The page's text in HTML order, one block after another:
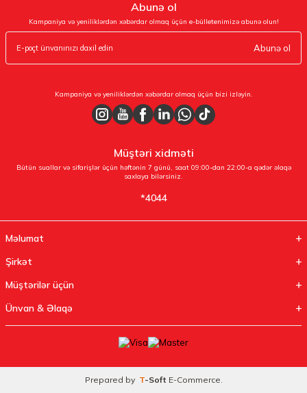
Abunə ol
Kampaniya və yeniliklərdən xəbərdar olmaq üçün e-bülletenimizə abunə olun!
Abunə ol
Kampaniya və yeniliklərdən xəbərdar olmaq üçün bizi izləyin.
Müştəri xidməti
Bütün suallar və sifarişlər üçün həftənin 7 günü, saat 09:00-dan 22:00-a qədər əlaqə
saxlaya bilərsiniz.
*4044
Məlumat
Şirkət
Müştərilər üçün
Ünvan & Əlaqə
Prepared by T-Soft E-Commerce.